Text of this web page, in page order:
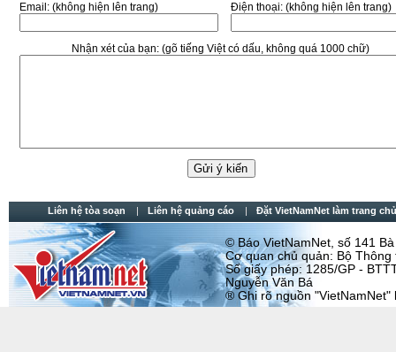
Email: (không hiện lên trang) Điện thoại: (không hiện lên trang)
Nhận xét của bạn:(gõ tiếng Việt có dấu, không quá 1000 chữ)
Liên hệ tòa soạn Liên hệ quảng cáo Đặt VietNamNet làm trang chủ
© Báo VietNamNet, số 141
Cơ quan chủ quản: Bộ Thông
Số giấy phép: 1285/GP -
Nguyễn Văn Bá
® Ghi rõ nguồn "VietNamNet"